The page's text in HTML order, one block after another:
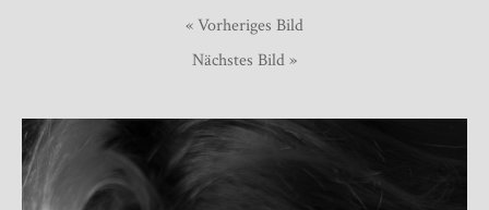
« Vorheriges Bild
Nächstes Bild »